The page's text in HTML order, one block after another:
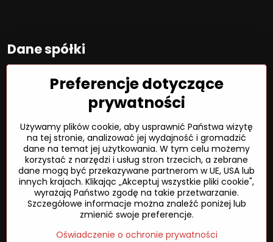
Dane spółki
00692468
SK202045333
wstawić numer: 6/L
Sposób płatności
©2026Prawa autorskie
Preferencje dotyczące prywatności
Oświadczenie o ochronie prywatnościStatus zamówienia
Preferencje dotyczące
prywatności
Używamy plików cookie, aby usprawnić Państwa wizytę
na tej stronie, analizować jej wydajność i gromadzić
dane na temat jej użytkowania. W tym celu możemy
korzystać z narzędzi i usług stron trzecich, a zebrane
dane mogą być przekazywane partnerom w UE, USA lub
innych krajach. Klikając „Akceptuj wszystkie pliki cookie",
wyrażają Państwo zgodę na takie przetwarzanie.
Szczegółowe informacje można znaleźć poniżej lub
zmienić swoje preferencje.
Oświadczenie o ochronie prywatności